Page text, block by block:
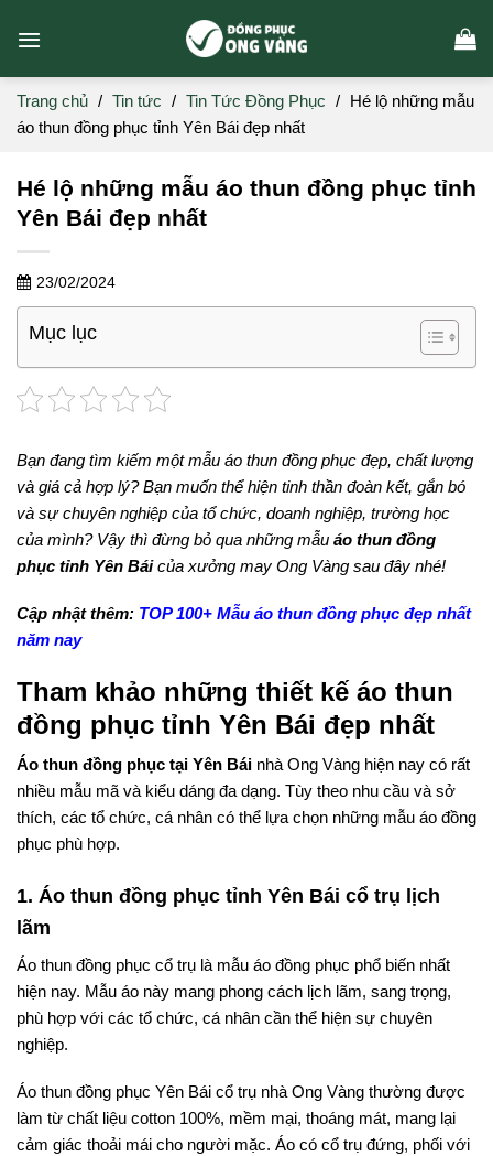
Trang chủ / Tin tức / Tin Tức Đồng Phục / Hé lộ những mẫu
áo thun đồng phục tỉnh Yên Bái đẹp nhất
Hé lộ những mẫu áo thun đồng phục tỉnh
Yên Bái đẹp nhất
23/02/2024
Mục lục
Bạn đang tìm kiếm một mẫu áo thun đồng phục đẹp, chất lượng
và giá cả hợp lý? Bạn muốn thể hiện tinh thần đoàn kết, gắn bó
và sự chuyên nghiệp của tổ chức, doanh nghiệp, trường học
của mình? Vậy thì đừng bỏ qua những mẫu áo thun đồng
phục tỉnh Yên Báicủa xưởng may Ong Vàng sau đây nhé!
Cập nhật thêm: TOP 100+ Mẫu áo thun đồng phục đẹp nhất
năm nay
Tham khảo những thiết kế áo thun
đồng phục tỉnh Yên Bái đẹp nhất
Áo thun đồng phục tại Yên Bái nhà Ong Vàng hiện nay có rất
nhiều mẫu mã và kiểu dáng đa dạng. Tùy theo nhu cầu và sở
thích, các tổ chức, cá nhân có thể lựa chọn những mẫu áo đồng
phục phù hợp.
1. Áo thun đồng phục tỉnh Yên Bái cổ trụ lịch
lãm
Áo thun đồng phục cổ trụ là mẫu áo đồng phục phổ biến nhất
hiện nay. Mẫu áo này mang phong cách lịch lãm, sang trọng,
phù hợp với các tổ chức, cá nhân cần thể hiện sự chuyên
nghiệp.
Áo thun đồng phục Yên Bái cổ trụ nhà Ong Vàng thường được
làm từ chất liệu cotton 100%, mềm mại, thoáng mát, mang lại
cảm giác thoải mái cho người mặc. Áo có cổ trụ đứng, phối với